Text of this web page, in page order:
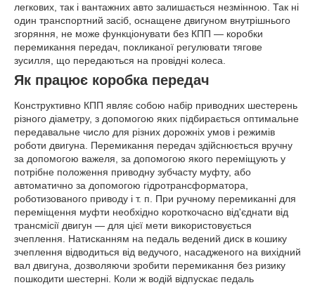
легкових, так і вантажних авто залишається незмінною. Так ні
один транспортний засіб, оснащене двигуном внутрішнього
згоряння, не може функціонувати без КПП — коробки
перемикання передач, покликаної регулювати тягове
зусилля, що передаються на провідні колеса.
Як працює коробка передач
Конструктивно КПП являє собою набір приводних шестерень
різного діаметру, з допомогою яких підбирається оптимальне
передавальне число для різних дорожніх умов і режимів
роботи двигуна. Перемикання передач здійснюється вручну
за допомогою важеля, за допомогою якого переміщують у
потрібне положення приводну зубчасту муфту, або
автоматично за допомогою гідротрансформатора,
роботизованого приводу і т. п. При ручному перемиканні для
переміщення муфти необхідно короткочасно від'єднати від
трансмісії двигун — для цієї мети використовується
зчеплення. Натисканням на педаль ведений диск в кошику
зчеплення відводиться від ведучого, насадженого на вихідний
вал двигуна, дозволяючи зробити перемикання без ризику
пошкодити шестерні. Коли ж водій відпускає педаль